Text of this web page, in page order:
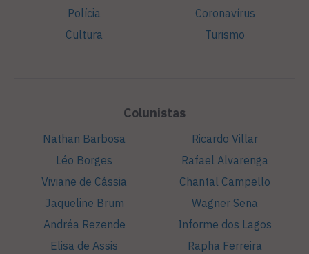
Polícia
Cultura
Coronavírus
Turismo
Colunistas
Nathan Barbosa
Léo Borges
Viviane de Cássia
Jaqueline Brum
Andréa Rezende
Elisa de Assis
Ricardo Villar
Rafael Alvarenga
Chantal Campello
Wagner Sena
Informe dos Lagos
Rapha Ferreira